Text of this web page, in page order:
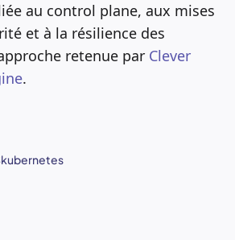
au control plane, aux mises
et à la résilience des
retenue par Clever
.
kubernetes